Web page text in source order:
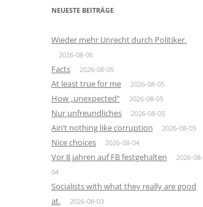
NEUESTE BEITRÄGE
Wieder mehr Unrecht durch Politiker.
2026-08-06
Facts 2026-08-05
At least true for me 2026-08-05
How „unexpected“ 2026-08-05
Nur unfreundliches 2026-08-05
Ain’t nothing like corruption 2026-08-05
Nice choices 2026-08-04
Vor 8 jahren auf FB festgehalten
2026-08-
04
Socialists with what they really are good
at.
2026-08-03